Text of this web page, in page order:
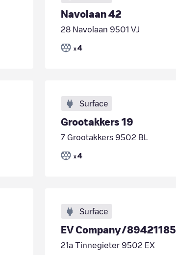
Navolaan 42
28 Navolaan 9501 VJ
x 4
Surface
Grootakkers 19
7 Grootakkers 9502 BL
x 4
Surface
EV Company/89421185
21a Tinnegieter 9502 EX